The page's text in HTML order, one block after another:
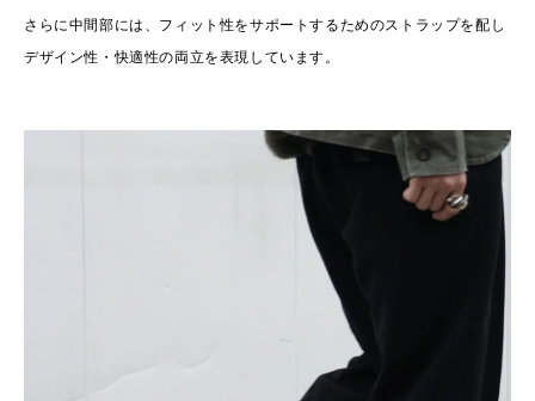
さらに中間部には、フィット性をサポートするためのストラップを配し
デザイン性・快適性の両立を表現しています。